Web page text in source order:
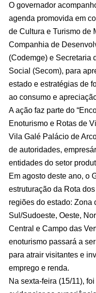
O governador
agenda promovida em
de Cultura e Turismo de
Companhia de
(Codemge) e Secretaria
Social (Secom), para
estado e estratégias de
ao consumo e
A ação faz parte do
Enoturismo e Rotas de
Vila Galé Palácio de
de autoridades,
entidades do setor
Em agosto deste ano, o
estruturação da Rota
regiões do estado: Zona
Sul/Sudoeste, Oeste,
Central e Campo das
enoturismo passará a
para atrair visitantes e
emprego e renda.
Na sexta-feira (15/11),